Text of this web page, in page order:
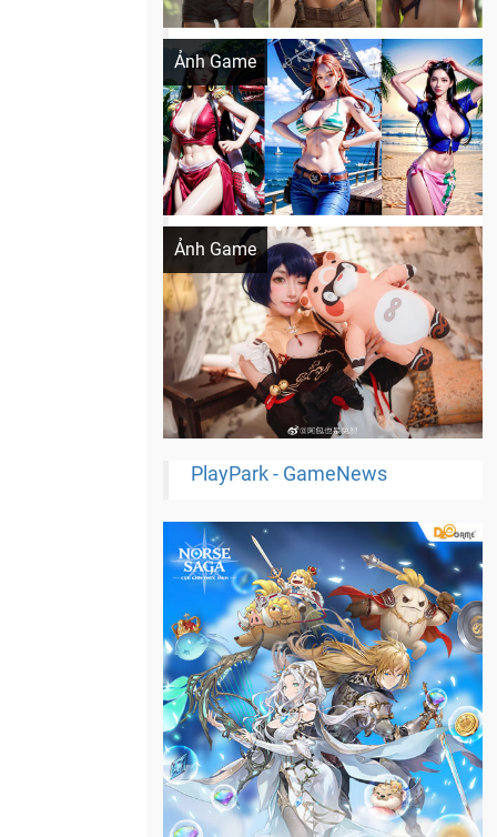
Ảnh Game
Khi AI Cosplay gái đẹp One Piece
Ảnh Game
Cosplay Xiangling siêu cute
PlayPark - GameNews